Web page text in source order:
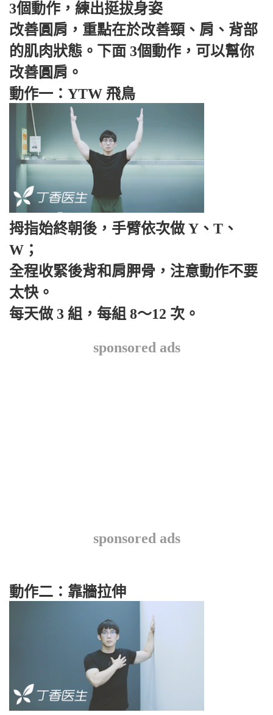
3個動作，練出挺拔身姿
改善圓肩，重點在於改善頸、肩、背部
的肌肉狀態。下面 3個動作，可以幫你
改善圓肩。
動作一：YTW 飛鳥
拇指始終朝後，手臂依次做 Y、T、
W；
全程收緊後背和肩胛骨，注意動作不要
太快。
每天做 3 組，每組 8～12 次。
sponsored ads
sponsored ads
動作二：靠牆拉伸